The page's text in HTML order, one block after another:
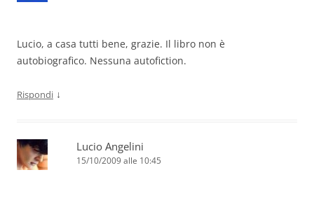
Lucio, a casa tutti bene, grazie. Il libro non è
autobiografico. Nessuna autofiction.
Rispondi ↓
Lucio Angelini
15/10/2009 alle 10:45